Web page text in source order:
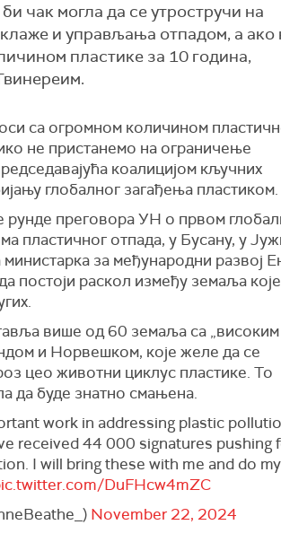
чак могла да се утростручи на
и управљања отпадом, а ако
пластике за 10 година,
са огромном количином
не пристанемо на ограничење
а коалицијом кључних
глобалног загађења пластиком.
рунде преговора УН о првом
пластичног отпада, у Бусану, у
за међународни развој
постоји раскол између земаља које
више од 60 земаља са „високим
и Норвешком, које желе да се
цео животни циклус пластике. То
да буде знатно смањена.
work in addressing plastic
received 44 000 signatures pushing
I will bring these with me and do my
DuFHcw4mZC
November 22, 2024